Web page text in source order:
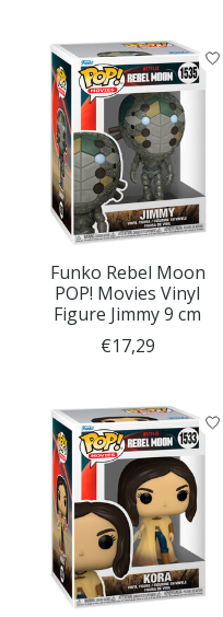
Funko Rebel Moon
POP! Movies Vinyl
Figure Jimmy 9 cm
€17,29